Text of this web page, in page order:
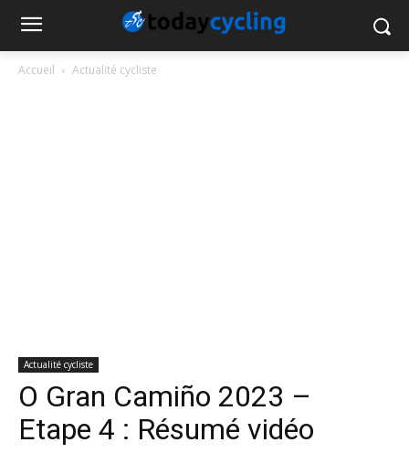
Accueil Actualité cycliste
Actualité cycliste
O Gran Camiño 2023 –
Etape 4 : Résumé vidéo